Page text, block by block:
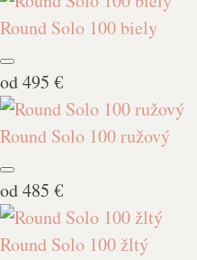
Round Solo 100 biely
od495 €
Round Solo 100 ružový
od485 €
Round Solo 100 žltý